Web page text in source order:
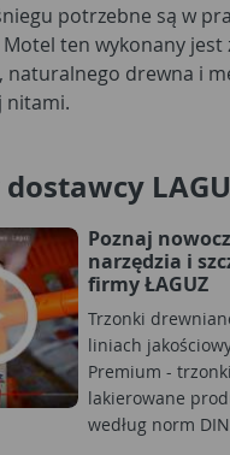
potrzebne są w
ten wykonany jest
naturalnego drewna i
nitami.
Poznaj
narzędzia i
firmy ŁAGUZ
Trzonki
liniach
Premium - trzonki
lakierowane
według norm